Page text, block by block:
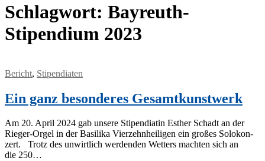
Schlagwort: Bayreuth-
Stipendium 2023
Bericht, Stipendiaten
Ein ganz besonderes Gesamtkunstwerk
Am 20. April 2024 gab un­se­re Sti­pen­dia­tin Es­ther Schadt an der
Rie­­ger-Or­­gel in der Ba­si­li­ka Vier­zehn­hei­li­gen ein gro­ßes So­lo­kon­
zert. Trotz des un­wirt­lich wer­den­den Wet­ters mach­ten sich an
die 250…